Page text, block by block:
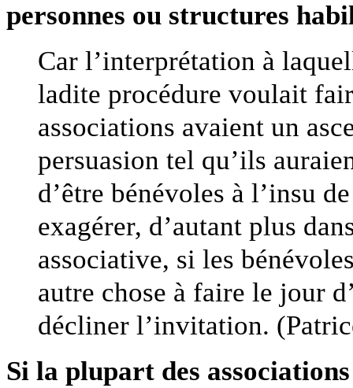
personnes ou structures
Car l’interprétation à
ladite procédure voulait
associations avaient un
persuasion tel qu’ils
d’être bénévoles à l’insu
exagérer, d’autant plus
associative, si les
autre chose à faire le jour
décliner l’invitation.
Si la plupart des